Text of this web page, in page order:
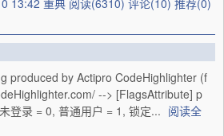
13:42 重典 阅读(6310) 评论(10) 推荐(0)
produced by Actipro CodeHighlighter (f
--> [FlagsAttribute] p
登录 = 0, 普通用户 = 1, 锁定... 阅读全